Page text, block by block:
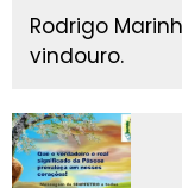
Rodrigo
vindouro.